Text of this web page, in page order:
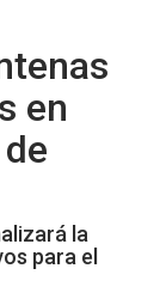
en
la
para el